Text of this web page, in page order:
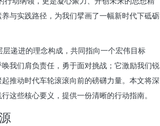
与实践路径，为我们擘画了一幅新时代下砥砺
递进的理念构成，共同指向一个宏伟目标
我们肩负责任，勇于面对挑战；它激励我们锐
推动时代车轮滚滚向前的磅礴力量。本文将深
这些核心要义，提供一份清晰的行动指南。